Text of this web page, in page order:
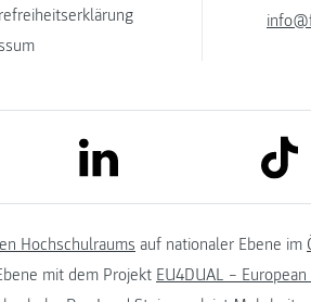
link to linkedin
Hochschulraums auf nationaler Ebene im
mit dem Projekt EU4DUAL –